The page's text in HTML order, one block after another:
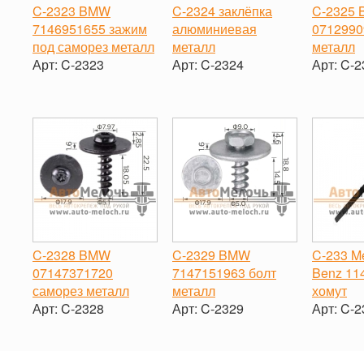
C-2323 BMW
7146951655 зажим
под саморез металл
Арт: C-2323
C-2324 заклёпка
алюминиевая
металл
Арт: C-2324
C-2325
металл
Арт: C-
C-2328 BMW
07147371720
саморез металл
Арт: C-2328
C-2329 BMW
7147151963 болт
металл
Арт: C-2329
C-233
Benz
хомут
Арт: C-